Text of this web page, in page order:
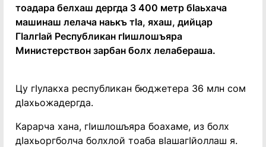
тоадара белхаш дергда 3 400 метр бӀаьхача
машинаш лелача наькъ тӀа, яхаш, дийцар
ГӀалгӀай Республикан гӀишлошъяра
Министерствон зарбан болх лелабераша.
Цу гӀулакха республикан бюджетера 36 млн сом
дӀахьожадергда.
Карарча хана, гӀишлошъяра боахаме, из болх
дӀахьоргболча болхлой тоаба вӀашагӀйоллаш я.